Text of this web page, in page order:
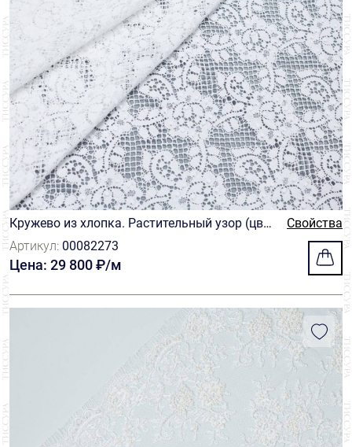
Кружево из хлопка. Растительный узор (цве
ты и листья). Имитация коклюшечных круж
ев. Цвет белый
Свойства
Артикул: 00082273
Цена: 29 800 ₽/м